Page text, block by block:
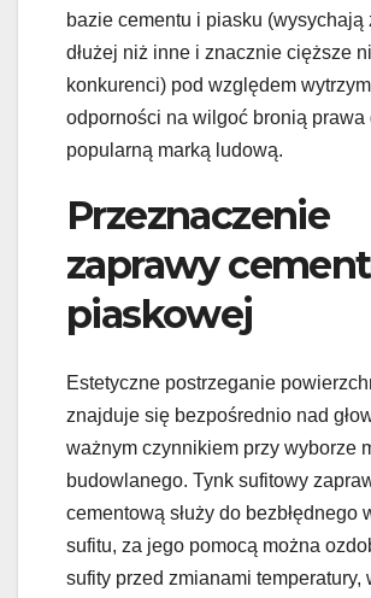
bazie cementu i piasku (wysychają
dłużej niż inne i znacznie cięższe
konkurenci) pod względem
odporności na wilgoć bronią prawa
popularną marką ludową.
Przeznaczenie
zaprawy
piaskowej
Estetyczne postrzeganie
znajduje się bezpośrednio nad
ważnym czynnikiem przy wyborze
budowlanego. Tynk sufitowy
cementową służy do bezbłędnego
sufitu, za jego pomocą można
sufity przed zmianami temperatury,